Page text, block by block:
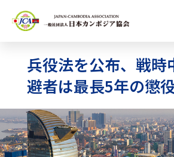
兵役法を公布、戦時
避者は最長5年の懲